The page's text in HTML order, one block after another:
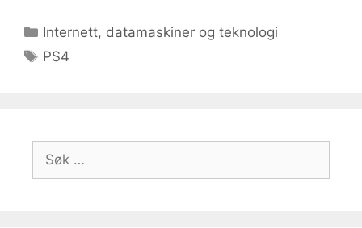
Kategorier
Internett, datamaskiner og teknologi
Stikkord
PS4
Søk
etter: